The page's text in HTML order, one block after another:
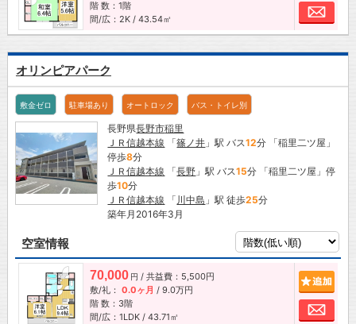
階 数：1階
間/広：2K / 43.54㎡
お
オリンピアパーク
敷金ゼロ 駐車場あり オートロック バス・トイレ別
長野県長野市稲里
ＪＲ信越本線 「篠ノ井 」駅 バス12分 「稲里二ツ屋」
停歩8分
ＪＲ信越本線 「長野 」駅 バス15分 「稲里二ツ屋」停
歩10分
ＪＲ信越本線 「 川中島 」駅 徒歩25分
築年月2016年3月
空室情報
70,000 円 / 共益費：5,500円
敷/礼： 0.0ヶ月 / 9.0万円
階 数：3階
間/広：1LDK / 43.71㎡
お